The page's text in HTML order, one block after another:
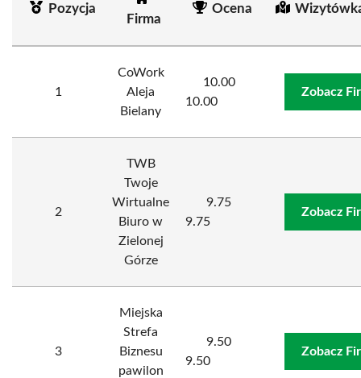
Pozycja
Firma
Ocena
1
CoWork
Aleja
Bielany
10.00
10.00
Zobacz
2
TWB
Twoje
Wirtualne
Biuro w
Zielonej
Górze
9.75
9.75
Zobacz
3
Miejska
Strefa
Biznesu
pawilon
9.50
9.50
Zobacz